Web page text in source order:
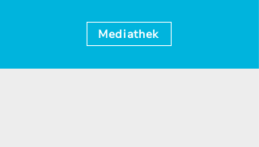
Mediathek